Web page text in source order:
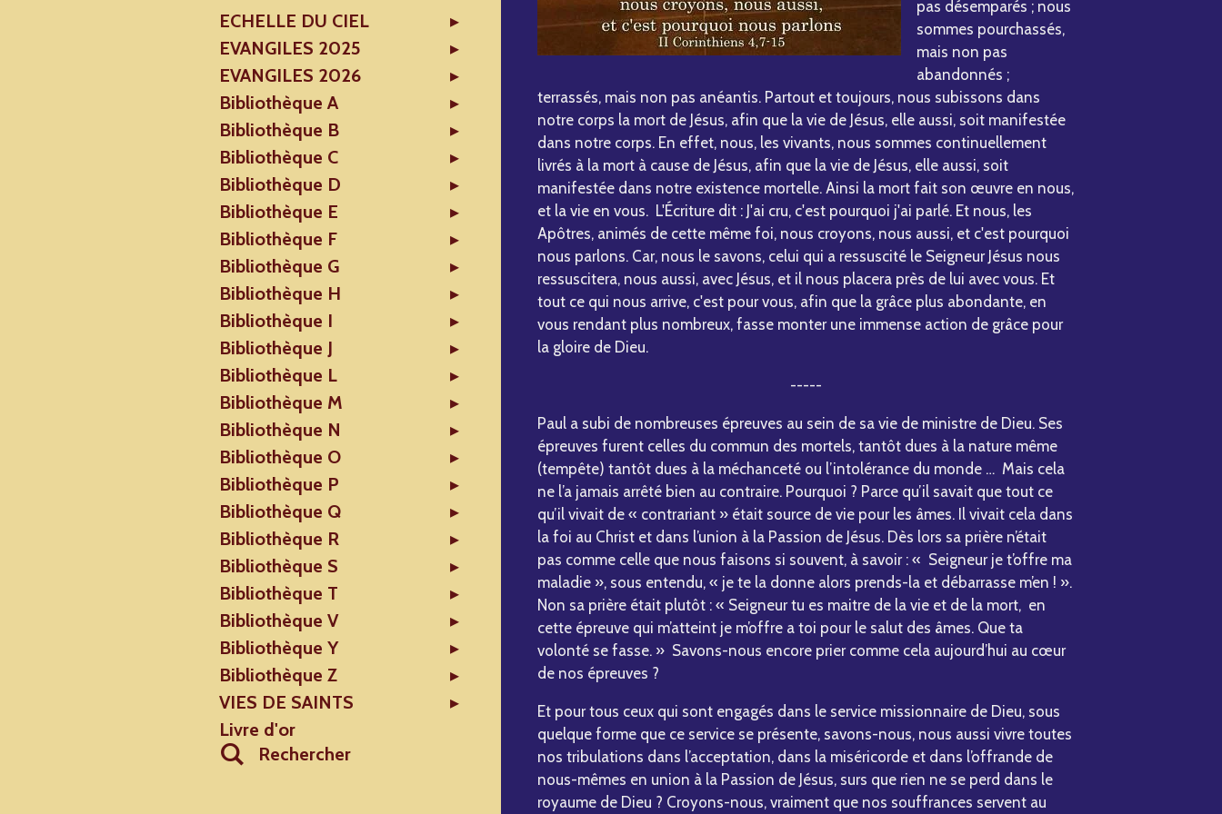
pas désemparés ; nous
sommes pourchassés,
mais non pas
abandonnés ;
terrassés, mais non pas anéantis. Partout et toujours, nous subissons dans
notre corps la mort de Jésus, afin que la vie de Jésus, elle aussi, soit manifestée
dans notre corps. En effet, nous, les vivants, nous sommes continuellement
livrés à la mort à cause de Jésus, afin que la vie de Jésus, elle aussi, soit
manifestée dans notre existence mortelle. Ainsi la mort fait son œuvre en nous,
et la vie en vous. L'Écriture dit : J'ai cru, c'est pourquoi j'ai parlé. Et nous, les
Apôtres, animés de cette même foi, nous croyons, nous aussi, et c'est pourquoi
nous parlons. Car, nous le savons, celui qui a ressuscité le Seigneur Jésus nous
ressuscitera, nous aussi, avec Jésus, et il nous placera près de lui avec vous. Et
tout ce qui nous arrive, c'est pour vous, afin que la grâce plus abondante, en
vous rendant plus nombreux, fasse monter une immense action de grâce pour
la gloire de Dieu.
-----
Paul a subi de nombreuses épreuves au sein de sa vie de ministre de Dieu. Ses
épreuves furent celles du commun des mortels, tantôt dues à la nature même
(tempête) tantôt dues à la méchanceté ou l’intolérance du monde … Mais cela
ne l’a jamais arrêté bien au contraire. Pourquoi ? Parce qu’il savait que tout ce
qu’il vivait de « contrariant » était source de vie pour les âmes. Il vivait cela dans
la foi au Christ et dans l’union à la Passion de Jésus. Dès lors sa prière n’était
pas comme celle que nous faisons si souvent, à savoir : « Seigneur je t’offre ma
maladie », sous entendu, « je te la donne alors prends-la et débarrasse m’en ! ».
Non sa prière était plutôt : « Seigneur tu es maitre de la vie et de la mort, en
cette épreuve qui m’atteint je m’offre a toi pour le salut des âmes. Que ta
volonté se fasse. » Savons-nous encore prier comme cela aujourd’hui au cœur
de nos épreuves ?
Et pour tous ceux qui sont engagés dans le service missionnaire de Dieu, sous
quelque forme que ce service se présente, savons-nous, nous aussi vivre toutes
nos tribulations dans l’acceptation, dans la miséricorde et dans l’offrande de
nous-mêmes en union à la Passion de Jésus, surs que rien ne se perd dans le
royaume de Dieu ? Croyons-nous, vraiment que nos souffrances servent au
ECHELLE DU CIEL
EVANGILES 2025
EVANGILES 2026
Bibliothèque A
Bibliothèque B
Bibliothèque C
Bibliothèque D
Bibliothèque E
Bibliothèque F
Bibliothèque G
Bibliothèque H
Bibliothèque I
Bibliothèque J
Bibliothèque L
Bibliothèque M
Bibliothèque N
Bibliothèque O
Bibliothèque P
Bibliothèque Q
Bibliothèque R
Bibliothèque S
Bibliothèque T
Bibliothèque V
Bibliothèque Y
Bibliothèque Z
VIES DE SAINTS
Livre d'or
Rechercher